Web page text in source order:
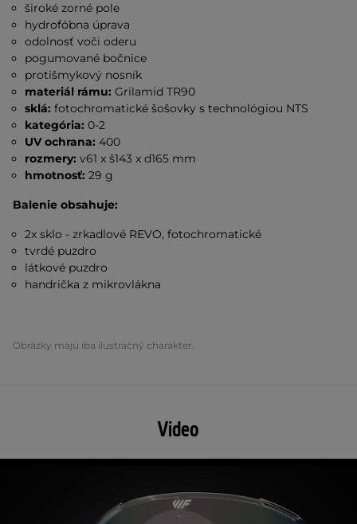
široké zorné pole
hydrofóbna úprava
odolnosť voči oderu
pogumované bočnice
protišmykový nosník
materiál rámu: Grilamid TR90
sklá: fotochromatické šošovky s technológiou NTS
kategória:0-2
UV ochrana: 400
rozmery:v61 x š143 x d165 mm
hmotnosť: 29 g
Balenie obsahuje:
2x sklo - zrkadlové REVO, fotochromatické
tvrdé puzdro
látkové puzdro
handrička z mikrovlákna
Obrázky majú iba ilustračný charakter.
Video